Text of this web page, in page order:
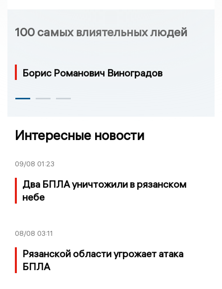
100 самых влиятельных людей
Борис Романович Виноградов
Интересные новости
09/08 01:23
Два БПЛА уничтожили в рязанском
небе
08/08 03:11
Рязанской области угрожает атака
БПЛА